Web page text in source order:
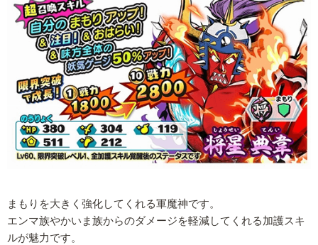
まもりを大きく強化してくれる軍魔神です。
エンマ族やかいま族からのダメージを軽減してくれる加護スキ
ルが魅力です。